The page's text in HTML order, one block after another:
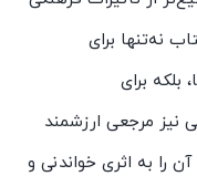
نه‌تنها برای
بلکه برای
نیز مرجعی ارزشمند
را به اثری خواندنی و